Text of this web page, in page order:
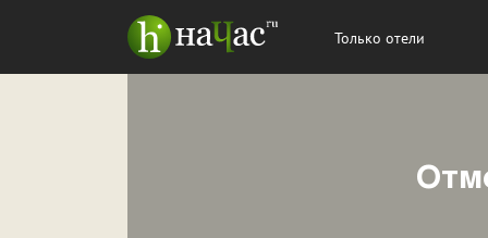
Только отели